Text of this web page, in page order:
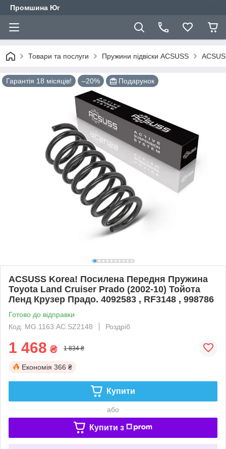
Промшина Юг
Товари та послуги Пружини підвіски ACSUSS
Гарантія 18 місяців! –20% Подарунок
ACSUSS Korea! Посилена Передня Пружина
Toyota Land Cruiser Prado (2002-10) Тойота
Ленд Крузер Прадо. 4092583 , RF3148 , 998786
Готово до відправки
Код: MG.1163.АС.SZ2148
Роздріб
1 468 ₴ 1 834 ₴
Економія 366 ₴
Купити
або
Купити з